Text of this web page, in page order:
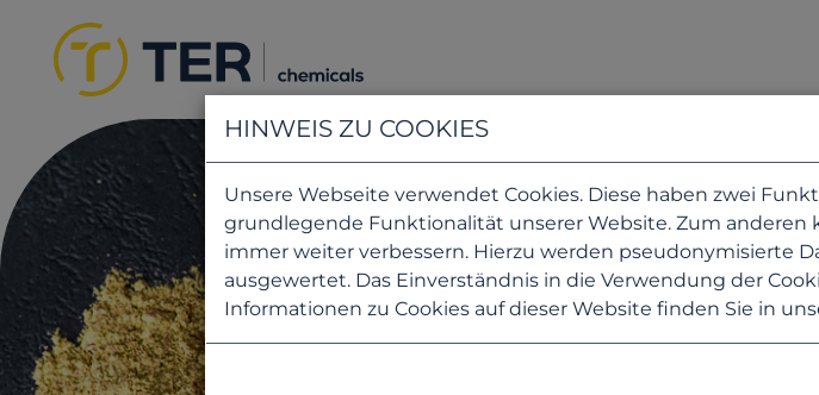
HINWEIS ZU COOKIES
Unsere Webseite verwendet Cookies. Diese haben zwei
grundlegende Funktionalität unserer Website. Zum anderen
immer weiter verbessern. Hierzu werden pseudonymisierte
ausgewertet. Das Einverständnis in die Verwendung der
Informationen zu Cookies auf dieser Website finden Sie in